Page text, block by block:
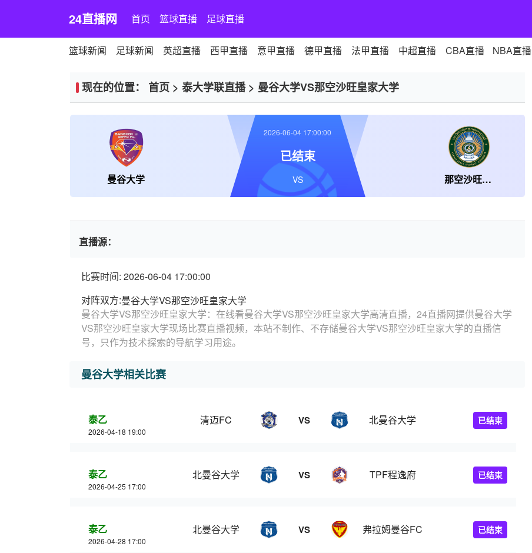
24直播网 首页 篮球直播 足球直播
篮球新闻 足球新闻 英超直播 西甲直播 意甲直播 德甲直播 法甲直播 中超直播 CBA直播 NBA直播
现在的位置： 首页 > 泰大学联直播> 曼谷大学VS那空沙旺皇家大学
曼谷大学 那空沙旺皇家大学
2026-06-04 17:00:00
已结束
VS
直播源：
比赛时间: 2026-06-04 17:00:00
对阵双方:曼谷大学VS那空沙旺皇家大学
曼谷大学VS那空沙旺皇家大学：在线看曼谷大学VS那空沙旺皇家大学高清直播，24直播网提供曼谷大学
VS那空沙旺皇家大学现场比赛直播视频，本站不制作、不存储曼谷大学VS那空沙旺皇家大学的直播信
号，只作为技术探索的导航学习用途。
曼谷大学相关比赛
泰乙
2026-04-18 19:00
清迈FC VS 北曼谷大学 已结束
泰乙
2026-04-25 17:00
北曼谷大学 VS TPF程逸府 已结束
泰乙
2026-04-28 17:00
北曼谷大学 VS 弗拉姆曼谷FC 已结束